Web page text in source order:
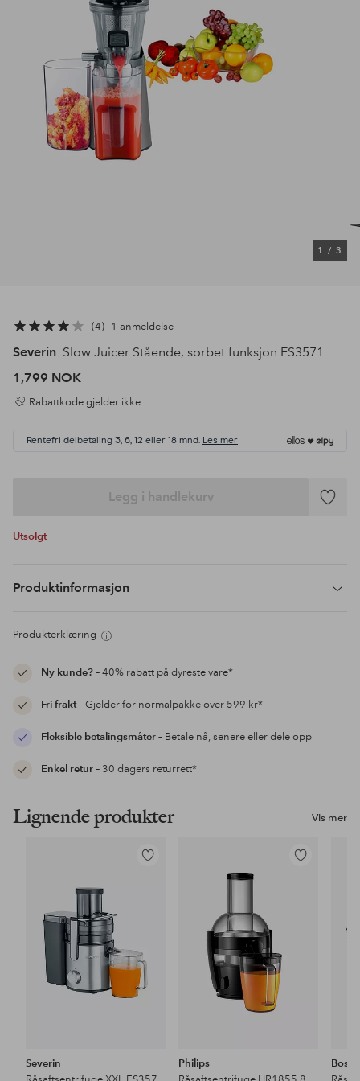
1 / 3
4 1 anmeldelse
Severin Slow Juicer Stående, sorbet funksjon ES3571
1,799 NOK
Rabattkode gjelder ikke
Rentefri delbetaling 3, 6, 12 eller 18 mnd. Les mer
Legg i handlekurv
Legg
Utsolgt
Produktinformasjon
Produkterklæring
Ny kunde?– 40% rabatt på dyreste vare*
Fri frakt– Gjelder for normalpakke over 599 kr*
Fleksible betalingsmåter– Betale nå, senere eller dele opp
Enkel retur– 30 dagers returrett*
Vis mer
Lignende produkter
Legg
Severin
Legg
Philips
Bosch